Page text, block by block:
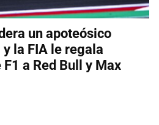
un apoteósico
la FIA le regala
a Red Bull y Max